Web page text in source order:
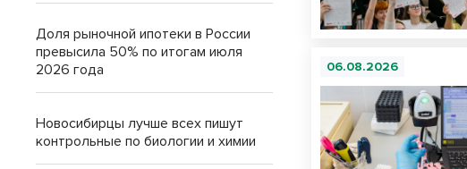
06.08.2026
Доля рыночной ипотеки в России
превысила 50% по итогам июля
2026 года
Новосибирцы лучше всех пишут
контрольные по биологии и химии